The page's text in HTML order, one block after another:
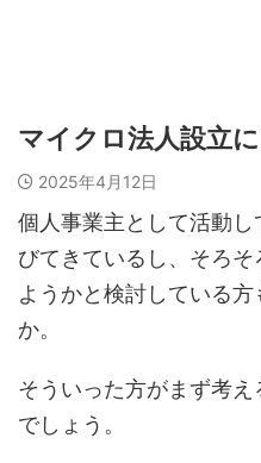
マイクロ法人設立
2025年4月12日
個人事業主として活動
びてきているし、そろ
ようかと検討している
か。
そういった方がまず考
でしょう。